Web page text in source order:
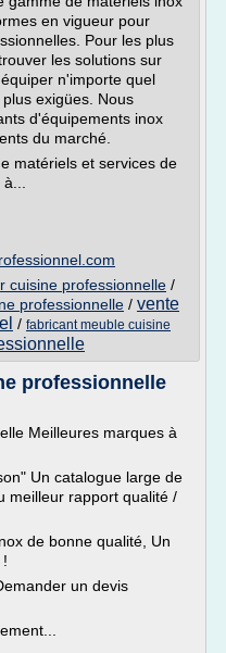
en vigueur pour
Pour les plus
les solutions sur
n'importe quel
exigües. Nous
d'équipements inox
du marché.
matériels et services de
cuisine professionnelle /
professionnelle / vente
/ fabricant meuble cuisine
professionnelle
Meilleures marques à
Un catalogue large de
meilleur rapport qualité /
de bonne qualité, Un
un devis